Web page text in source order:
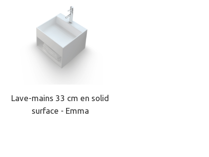
Lave-mains 33 cm en solid
surface - Emma